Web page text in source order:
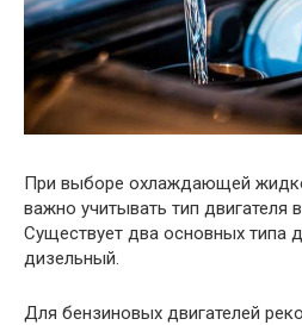
При выборе охлаждающей
важно учитывать тип двигателя
Существует два основных типа
дизельный.
Для бензиновых двигателей